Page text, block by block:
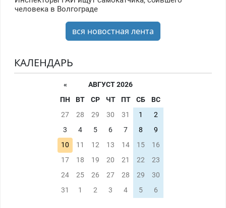
человека в Волгограде
вся новостная лента
КАЛЕНДАРЬ
«
АВГУСТ 2026
ПН
ВТ СР ЧТ ПТ СБ
ВС
27
28 29 30 31 1
2
3
4 5 6 7 8
9
10
11 12 13 14 15
16
17
18 19 20 21 22
23
24
25 26 27 28 29
30
31
1 2 3 4 5 6